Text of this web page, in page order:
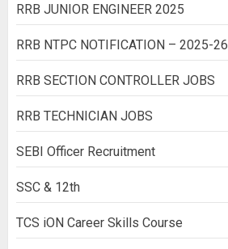
RRB JUNIOR ENGINEER 2025
RRB NTPC NOTIFICATION – 2025-26
RRB SECTION CONTROLLER JOBS
RRB TECHNICIAN JOBS
SEBI Officer Recruitment
SSC & 12th
TCS iON Career Skills Course